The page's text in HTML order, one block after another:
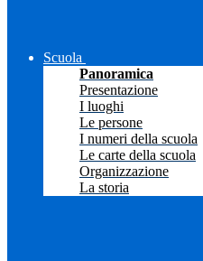
Scuola
Panoramica
Presentazione
I luoghi
Le persone
I numeri della scuola
Le carte della scuola
Organizzazione
La storia